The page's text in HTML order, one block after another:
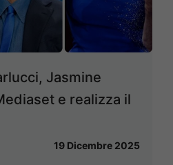
Jasmine
e realizza il
19 Dicembre 2025